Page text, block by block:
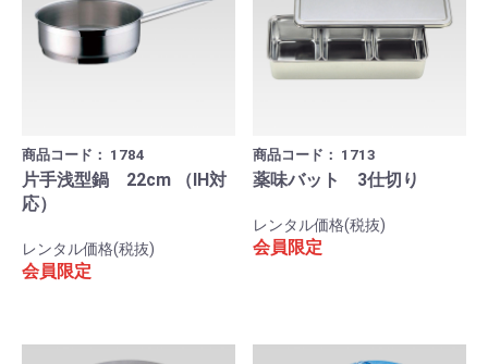
商品コード： 1784
片手浅型鍋 22cm （IH対
応）
レンタル価格(税抜)
会員限定
商品コード： 1713
薬味バット 3仕切り
レンタル価格(税抜)
会員限定